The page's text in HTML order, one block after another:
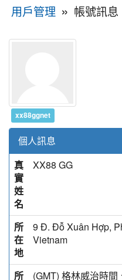
用戶管理 » 帳號訊息
xx88ggnet
個人訊息
真
實
姓
名
XX88 GG
所
在
地
9 Đ. Đỗ Xuân Hợp,
Vietnam
所
(GMT) 格林威治時